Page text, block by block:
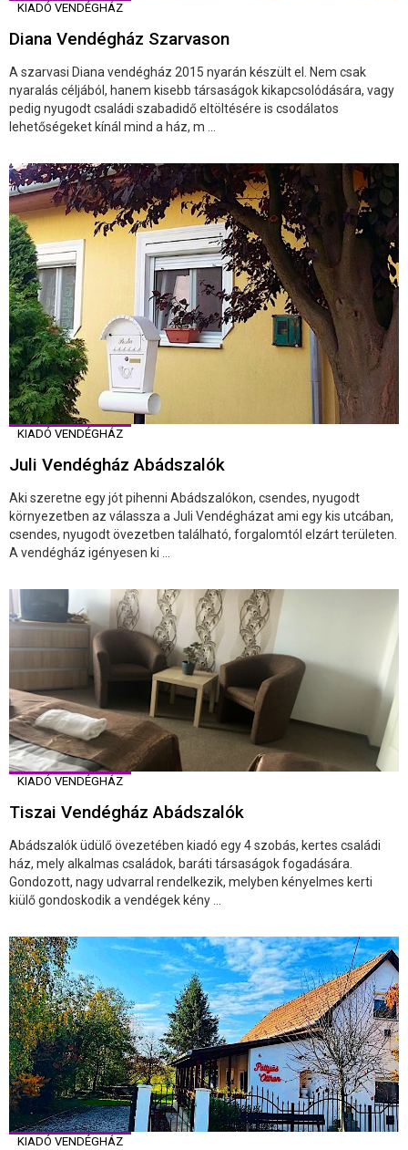
KIADÓ VENDÉGHÁZ
Diana Vendégház Szarvason
A szarvasi Diana vendégház 2015 nyarán készült el. Nem csak
nyaralás céljából, hanem kisebb társaságok kikapcsolódására, vagy
pedig nyugodt családi szabadidő eltöltésére is csodálatos
lehetőségeket kínál mind a ház, m ...
KIADÓ VENDÉGHÁZ
Juli Vendégház Abádszalók
Aki szeretne egy jót pihenni Abádszalókon, csendes, nyugodt
környezetben az válassza a Juli Vendégházat ami egy kis utcában,
csendes, nyugodt övezetben található, forgalomtól elzárt területen.
A vendégház igényesen ki ...
KIADÓ VENDÉGHÁZ
Tiszai Vendégház Abádszalók
Abádszalók üdülő övezetében kiadó egy 4 szobás, kertes családi
ház, mely alkalmas családok, baráti társaságok fogadására.
Gondozott, nagy udvarral rendelkezik, melyben kényelmes kerti
kiülő gondoskodik a vendégek kény ...
KIADÓ VENDÉGHÁZ